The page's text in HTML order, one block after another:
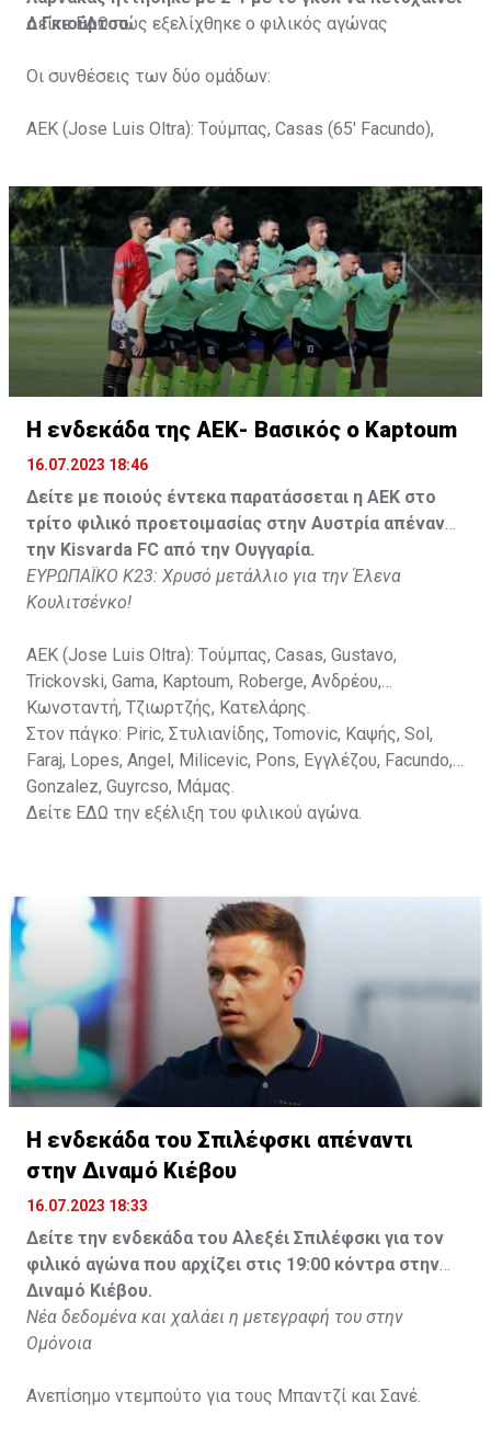
ο Γκιούρτσο.
ΔείτεΕΔΩπώς εξελίχθηκε ο φιλικός αγώνας
Οι συνθέσεις των δύο ομάδων:
ΑΕΚ (Jose Luis Oltra): Tούμπας, Casas (65' Facundo),
Tomovic), Aνδρέου (65' Angel) , Κωνσταντή (65' Sol),
Τζιωρτζής (65' Faraj), Κατελάρης (65' Milicevic).
Στον πάγκο: Piric, Στυλιανίδης, Tomovic, Καψής, Sol,
Faraj, Lopes, Angel, Milicevic, Pons, Εγγλέζου, Facundo,
Gonzalez, Guyrcso, Μάμας.
Κisvarda FC (Milos Kruscic): Kovacs, Navratil, Raul, Szor,
Lippai, Alic, Kormendi, Makowski, Czekus, Ilievski,
Spasic.
Στον πάγκο: Petkovic, Cipetic, Kovasic, Jovicic, Szeles,
Vida, Otvos, Lucas, Camas, Mesanovic.
H ενδεκάδα της ΑΕΚ- Βασικός ο Kaptoum
16.07.2023 18:46
Δείτε με ποιούς έντεκα παρατάσσεται η ΑΕΚ στο
τρίτο φιλικό προετοιμασίας στην Αυστρία απέναντι
την Kisvarda FC από την Ουγγαρία.
ΕΥΡΩΠΑΪΚΟ Κ23: Χρυσό μετάλλιο για την Έλενα
Κουλιτσένκο!
ΑΕΚ (Jose Luis Oltra): Tούμπας, Casas, Gustavo,
Trickovski, Gama, Κaptoum, Roberge, Aνδρέου,
Κωνσταντή, Τζιωρτζής, Κατελάρης.
Στον πάγκο: Piric, Στυλιανίδης, Tomovic, Καψής, Sol,
Faraj, Lopes, Angel, Milicevic, Pons, Εγγλέζου, Facundo,
Gonzalez, Guyrcso, Μάμας.
Δείτε ΕΔΩ την εξέλιξη του φιλικού αγώνα.
Η ενδεκάδα του Σπιλέφσκι απέναντι
στην Διναμό Κιέβου
16.07.2023 18:33
Δείτε την ενδεκάδα του Αλεξέι Σπιλέφσκι για τον
φιλικό αγώνα που αρχίζει στις 19:00 κόντρα στην
Διναμό Κιέβου.
Νέα δεδομένα και χαλάει η μετεγραφή του στην
Ομόνοια
Ανεπίσημο ντεμπούτο για τους Μπαντζί και Σανέ.